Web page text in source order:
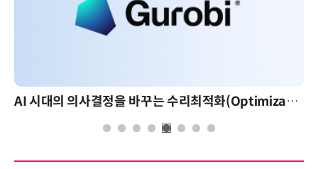
AI 핀옵스 실전 세미나: 폭증하는 AI 토큰 비용 관리 전략